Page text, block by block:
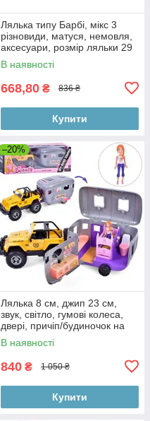
Лялька типу Барбі, мікс 3
різновиди, матуся, немовля,
аксесуари, розмір ляльки 29
см
В наявності
668,80 ₴ 836 ₴
Купити
–20%
Лялька 8 см, джип 23 см,
звук, світло, гумові колеса,
двері, причіп/будиночок на
колесах
В наявності
840 ₴ 1 050 ₴
Купити